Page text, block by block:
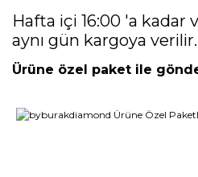
Hafta içi 16:00 'a kadar
aynı gün kargoya verilir.
Ürüne özel paket ile